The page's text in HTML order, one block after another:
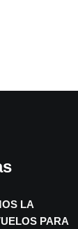
LA
PARA